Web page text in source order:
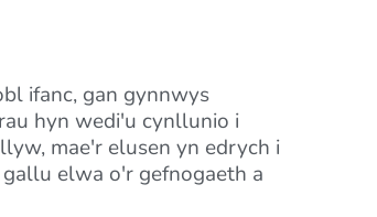
ifanc, gan gynnwys
hyn wedi'u cynllunio i
mae'r elusen yn edrych i
elwa o'r gefnogaeth a